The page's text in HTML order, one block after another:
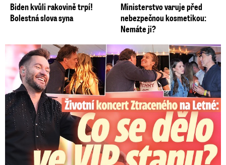
Biden kvůli rakovině trpí!
Bolestná slova syna
Ministerstvo varuje před
nebezpečnou kosmetikou:
Nemáte ji?
Koncert Ztraceného na Letné: Jágr přišel s Dominikou, ale...